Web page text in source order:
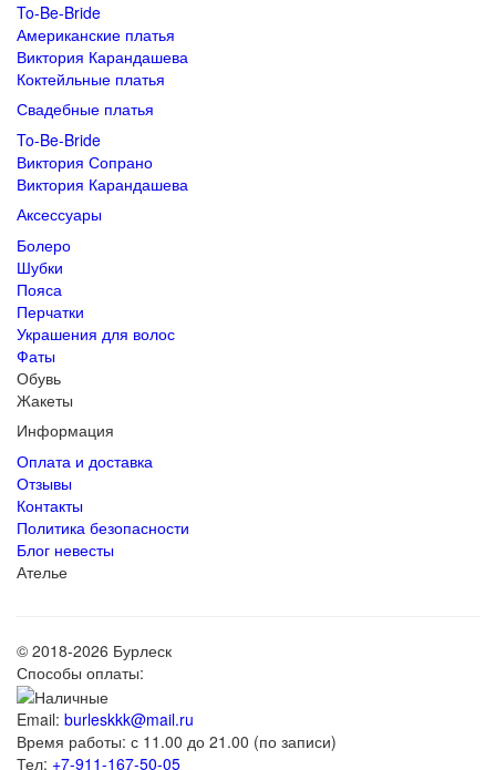
To-Be-Bride
Американские платья
Виктория Карандашева
Коктейльные платья
Свадебные платья
To-Be-Bride
Виктория Сопрано
Виктория Карандашева
Аксессуары
Болеро
Шубки
Пояса
Перчатки
Украшения для волос
Фаты
Обувь
Жакеты
Информация
Оплата и доставка
Отзывы
Контакты
Политика безопасности
Блог невесты
Ателье
© 2018-2026 Бурлеск
Способы оплаты:
Email: burleskkk@mail.ru
Время работы: с 11.00 до 21.00 (по записи)
Тел: +7-911-167-50-05